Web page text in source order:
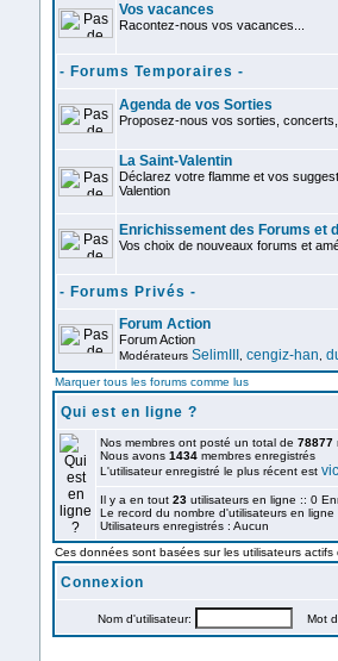
Vos vacances
Racontez-nous vos vacances...
- Forums Temporaires -
Agenda de vos Sorties
Proposez-nous vos sorties,
La Saint-Valentin
Déclarez votre flamme et vos
Valention
Enrichissement des Forums et
Vos choix de nouveaux forums et
- Forums Privés -
Forum Action
Forum Action
Modérateurs SelimIII cengiz-han
Marquer tous les forums comme lus
Qui est en ligne ?
Nos membres ont posté un total de 78877
Nous avons 1434 membres enregistrés
L'utilisateur enregistré le plus récent est
Il y a en tout 23 utilisateurs en ligne :: 0
Le record du nombre d'utilisateurs en
Utilisateurs enregistrés : Aucun
Ces données sont basées sur les utilisateurs
Connexion
Nom d'utilisateur: Mot